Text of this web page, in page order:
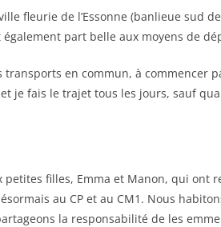
fleurie de l’Essonne (banlieue sud
part belle aux moyens de
transports en commun, à commencer
je fais le trajet tous les jours, sauf
petites filles, Emma et Manon, qui ont
au CP et au CM1. Nous
la responsabilité de les